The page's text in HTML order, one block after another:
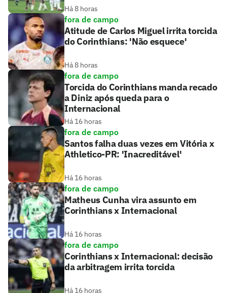
Há 8 horas
fora de campo
Atitude de Carlos Miguel irrita torcida
do Corinthians: 'Não esquece'
Há 8 horas
fora de campo
Torcida do Corinthians manda recado
a Diniz após queda para o
Internacional
Há 16 horas
fora de campo
Santos falha duas vezes em Vitória x
Athletico-PR: 'Inacreditável'
Há 16 horas
fora de campo
Matheus Cunha vira assunto em
Corinthians x Internacional
Há 16 horas
fora de campo
Corinthians x Internacional: decisão
da arbitragem irrita torcida
Há 16 horas